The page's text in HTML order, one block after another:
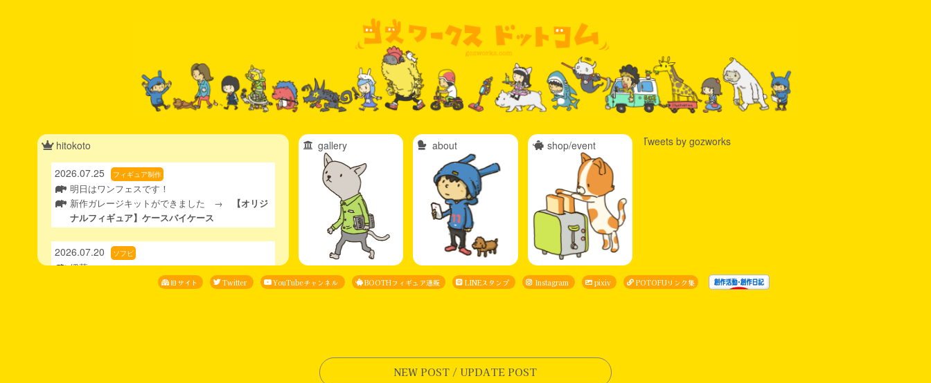
hitokoto
2026.07.25
フィギュア制作
明日はワンフェスです！
新作ガレージキットができました →
【オリジ
ナルフィギュア】ケースバイケース
2026.07.20 ソフビ
緩募
ソフビの完成品ももちろんですが、素体の状態の
gallery about shop/event Tweets by gozworks
旧サイト Twitter YouTubeチャンネル BOOTHフィギュア通販 LINEスタンプ Instagram pixiv POTOFUリンク集
NEW POST / UPDATE POST